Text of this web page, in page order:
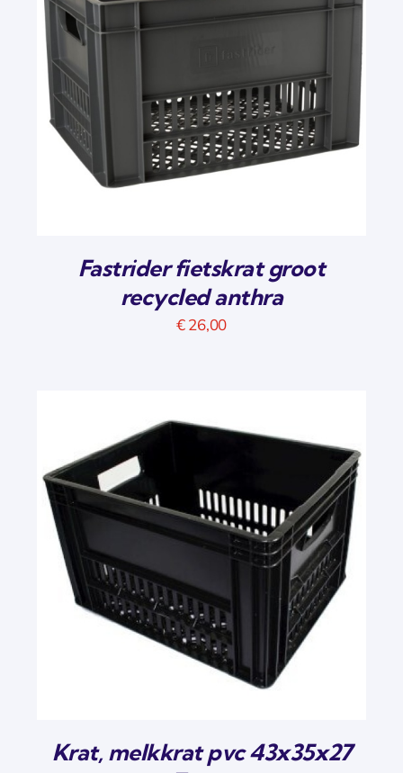
Fastrider fietskrat groot
recycled anthra
€26,00
Krat, melkkrat pvc 43x35x27